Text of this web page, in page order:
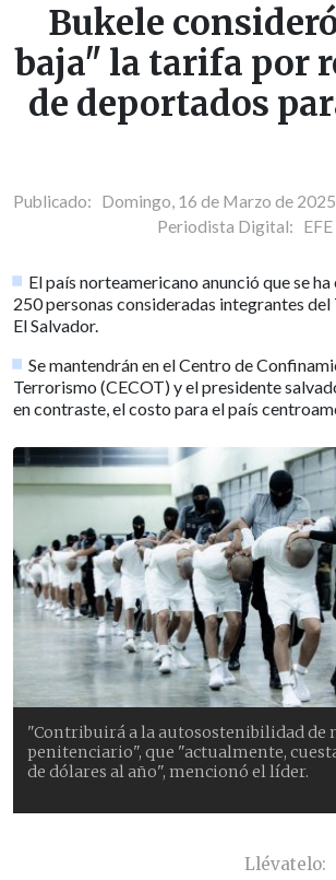
Bukele
baja" la tarifa por
de deportados
Publicado: Domingo, 16 de Marzo de
Periodista Digital: EFE
El país norteamericano anunció que se
250 personas consideradas integrantes del
El Salvador.
Se mantendrán en el Centro de
Terrorismo (CECOT) y el presidente
en contraste, el costo para el país
"Contribuirá a la autosostenibilidad de
penitenciario", que "actualmente,
de dólares al año", mencionó el líder.
Llévatelo: